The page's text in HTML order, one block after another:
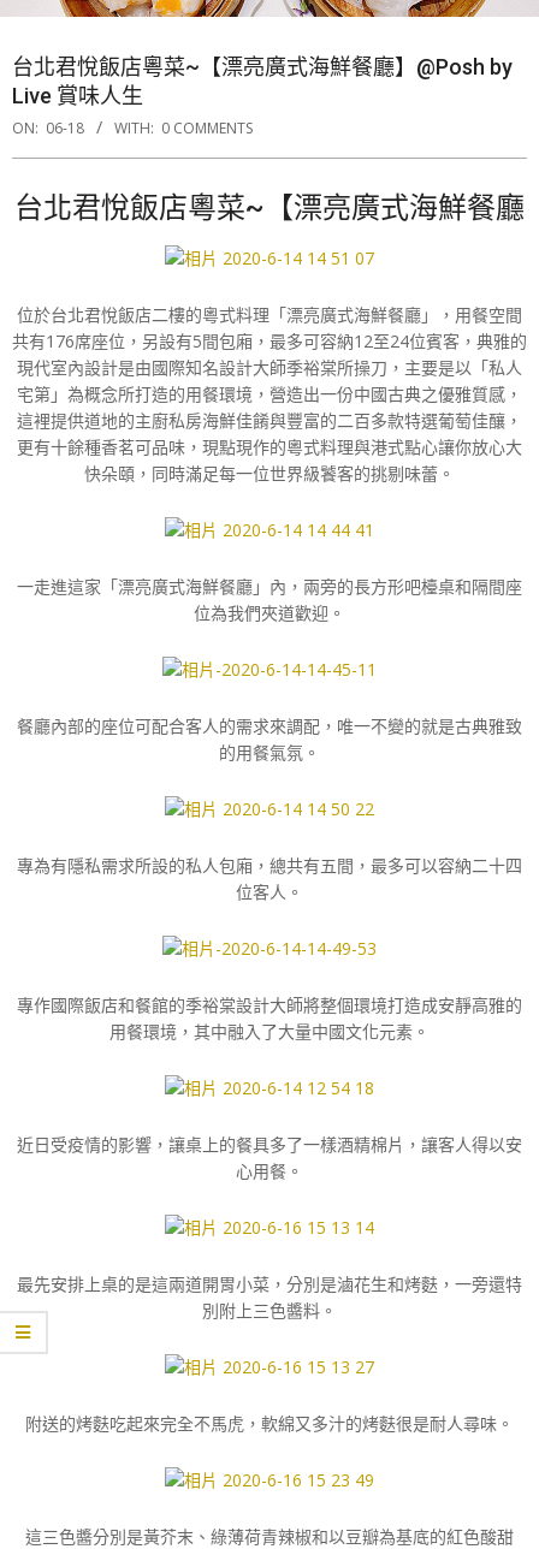
台北君悅飯店粵菜~【漂亮廣式海鮮餐廳】@Posh by
Live 賞味人生
ON: 06-18 WITH: 0 COMMENTS
台北君悅飯店粵菜~【漂亮廣式海鮮餐廳
位於台北君悅飯店二樓的粵式料理「漂亮廣式海鮮餐廳」，用餐空間
共有176席座位，另設有5間包廂，最多可容納12至24位賓客，典雅的
現代室內設計是由國際知名設計大師季裕棠所操刀，主要是以「私人
宅第」為概念所打造的用餐環境，營造出一份中國古典之優雅質感，
這裡提供道地的主廚私房海鮮佳餚與豐富的二百多款特選葡萄佳釀，
更有十餘種香茗可品味，現點現作的粵式料理與港式點心讓你放心大
快朵頤，同時滿足每一位世界級饕客的挑剔味蕾。
一走進這家「漂亮廣式海鮮餐廳」內，兩旁的長方形吧檯桌和隔間座
位為我們夾道歡迎。
餐廳內部的座位可配合客人的需求來調配，唯一不變的就是古典雅致
的用餐氣氛。
專為有隱私需求所設的私人包廂，總共有五間，最多可以容納二十四
位客人。
專作國際飯店和餐館的季裕棠設計大師將整個環境打造成安靜高雅的
用餐環境，其中融入了大量中國文化元素。
近日受疫情的影響，讓桌上的餐具多了一樣酒精棉片，讓客人得以安
心用餐。
最先安排上桌的是這兩道開胃小菜，分別是滷花生和烤麩，一旁還特
別附上三色醬料。
附送的烤麩吃起來完全不馬虎，軟綿又多汁的烤麩很是耐人尋味。
這三色醬分別是黃芥末、綠薄荷青辣椒和以豆瓣為基底的紅色酸甜